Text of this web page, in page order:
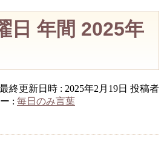
日 年間 2025年
最終更新日時 : 2025年2月19日 投稿者
: 毎日のみ言葉